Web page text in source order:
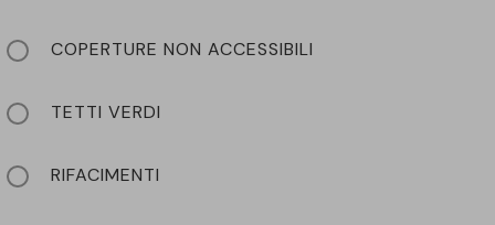
COPERTURE NON ACCESSIBILI
TETTI VERDI
RIFACIMENTI